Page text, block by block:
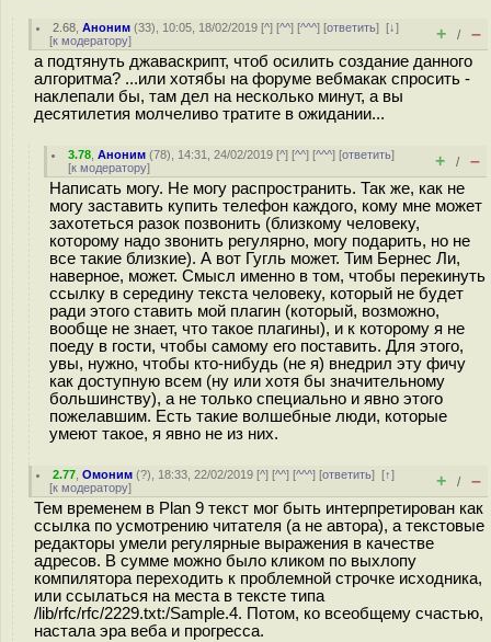
2.68 ,Аноним (33), 10:05, 18/02/2019 [^] [^^] [^^^] [ответить][↓]
[к модератору] + / –
а подтянуть джаваскрипт, чтоб осилить создание данного
алгоритма? ...или хотябы на форуме вебмакак спросить -
наклепали бы, там дел на несколько минут, а вы
десятилетия молчеливо тратите в ожидании...
3.78 ,Аноним (78), 14:31, 24/02/2019 [^] [^^] [^^^] [ответить]
[к модератору] + / –
Написать могу. Не могу распространить. Так же, как не
могу заставить купить телефон каждого, кому мне может
захотеться разок позвонить (близкому человеку,
которому надо звонить регулярно, могу подарить, но не
все такие близкие). А вот Гугль может. Тим Бернес Ли,
наверное, может. Смысл именно в том, чтобы перекинуть
ссылку в середину текста человеку, который не будет
ради этого ставить мой плагин (который, возможно,
вообще не знает, что такое плагины), и к которому я не
поеду в гости, чтобы самому его поставить. Для этого,
увы, нужно, чтобы кто-нибудь (не я) внедрил эту фичу
как доступную всем (ну или хотя бы значительному
большинству), а не только специально и явно этого
пожелавшим. Есть такие волшебные люди, которые
умеют такое, я явно не из них.
2.77 ,Омоним (?), 18:33, 22/02/2019 [^] [^^] [^^^] [ответить][↑]
[к модератору] + / –
Тем временем в Plan 9 текст мог быть интерпретирован как
ссылка по усмотрению читателя (а не автора), а текстовые
редакторы умели регулярные выражения в качестве
адресов. В сумме можно было кликом по выхлопу
компилятора переходить к проблемной строчке исходника,
или ссылаться на места в тексте типа
/lib/rfc/rfc/2229.txt:/Sample.4. Потом, ко всеобщему счастью,
настала эра веба и прогресса.